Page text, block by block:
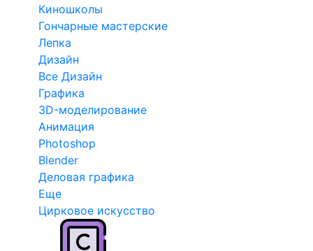
Киношколы
Гончарные мастерские
Лепка
Дизайн
Все Дизайн
Графика
3D-моделирование
Анимация
Photoshop
Blender
Деловая графика
Еще
Цирковое искусство